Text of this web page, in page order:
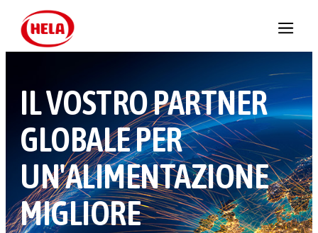
IL VOSTRO PARTNER
GLOBALE PER
UN'ALIMENTAZIONE
MIGLIORE